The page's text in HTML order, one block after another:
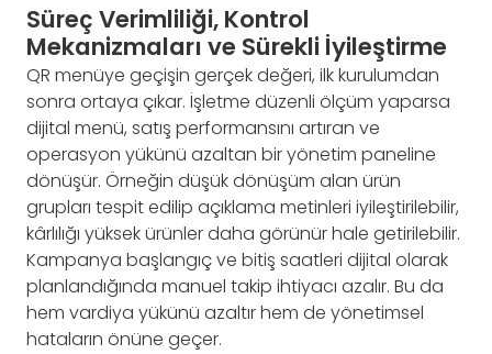
Süreç Verimliliği, Kontrol
Mekanizmaları ve Sürekli İyileştirme
QR menüye geçişin gerçek değeri, ilk kurulumdan
sonra ortaya çıkar. İşletme düzenli ölçüm yaparsa
dijital menü, satış performansını artıran ve
operasyon yükünü azaltan bir yönetim paneline
dönüşür. Örneğin düşük dönüşüm alan ürün
grupları tespit edilip açıklama metinleri iyileştirilebilir,
kârlılığı yüksek ürünler daha görünür hale getirilebilir.
Kampanya başlangıç ve bitiş saatleri dijital olarak
planlandığında manuel takip ihtiyacı azalır. Bu da
hem vardiya yükünü azaltır hem de yönetimsel
hataların önüne geçer.